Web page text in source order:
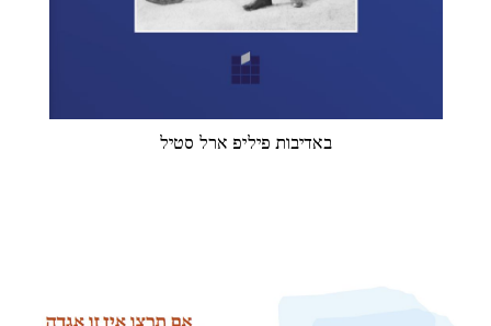
באדיבות פיליפ ארל סטיל